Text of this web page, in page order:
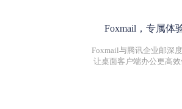
Foxmail，专属体
Foxmail与腾讯企业邮深
让桌面客户端办公更高效